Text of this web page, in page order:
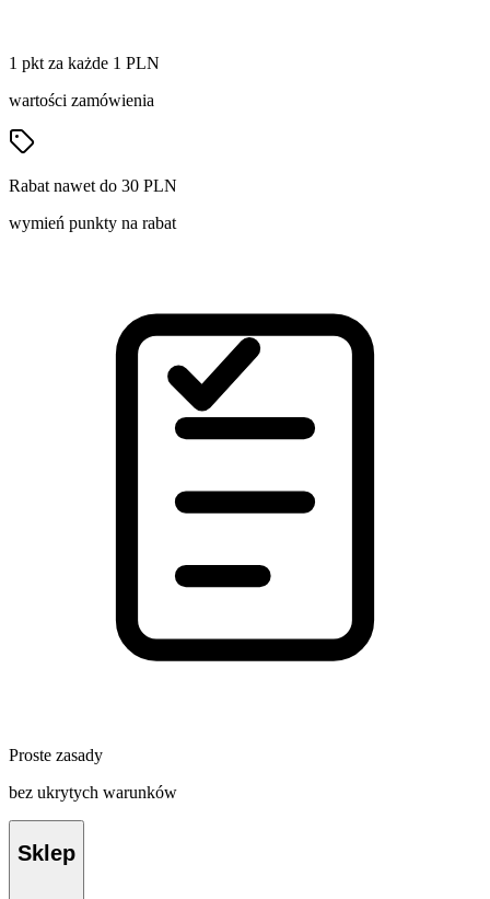
1 pkt za każde 1 PLN
wartości zamówienia
Rabat nawet do 30 PLN
wymień punkty na rabat
Proste zasady
bez ukrytych warunków
Sklep